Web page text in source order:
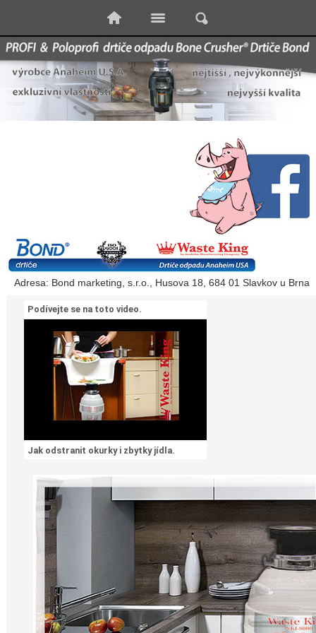
Adresa: Bond marketing, s.r.o., Husova 18, 684 01 Slavkov u Brna
Podívejte se na toto video.
Jak odstranit okurky i zbytky jídla.